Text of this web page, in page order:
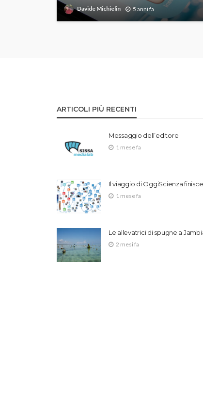
Davide Michielin 5 anni fa
ARTICOLI PIÙ RECENTI
Messaggio dell’editore
1 mese fa
Il viaggio di OggiScienza
1 mese fa
Le allevatrici di spugne a
2 mesi fa